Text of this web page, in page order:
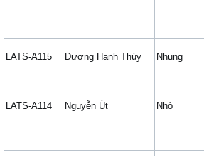
LATS-A115 Dương Hạnh Thúy Nhung
LATS-A114 Nguyễn Út Nhỏ